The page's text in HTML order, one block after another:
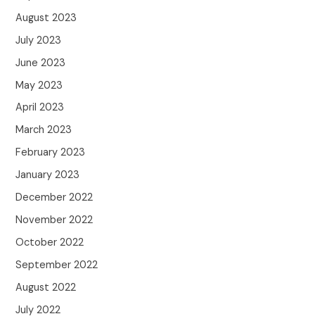
August 2023
July 2023
June 2023
May 2023
April 2023
March 2023
February 2023
January 2023
December 2022
November 2022
October 2022
September 2022
August 2022
July 2022